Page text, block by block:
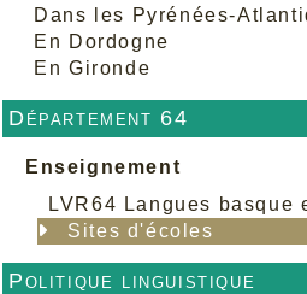
Dans les Pyrénées-
En Dordogne
En Gironde
Département 64
Enseignement
LVR64 Langues basque
Sites d'écoles
Politique linguistique